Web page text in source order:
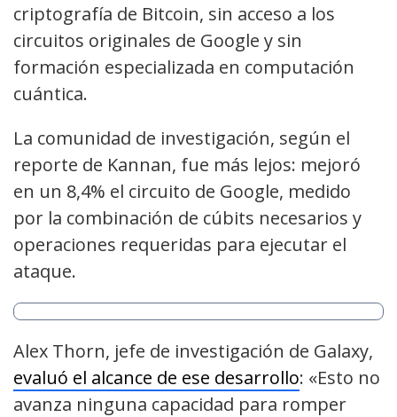
criptografía de Bitcoin, sin acceso a los
circuitos originales de Google y sin
formación especializada en computación
cuántica.
La comunidad de investigación, según el
reporte de Kannan, fue más lejos: mejoró
en un 8,4% el circuito de Google, medido
por la combinación de cúbits necesarios y
operaciones requeridas para ejecutar el
ataque.
Alex Thorn, jefe de investigación de Galaxy,
evaluó el alcance de ese desarrollo: «Esto no
avanza ninguna capacidad para romper